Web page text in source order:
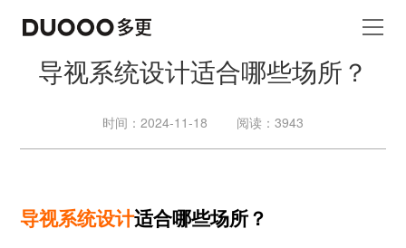
导视系统设计适合哪些场所？
时间：2024-11-18 阅读：3943
导视系统设计适合哪些场所？